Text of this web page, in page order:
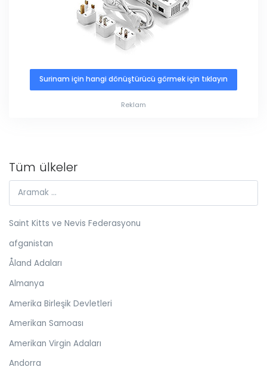
Surinam için hangi dönüştürücü görmek için tıklayın
Reklam
Tüm ülkeler
Saint Kitts ve Nevis Federasyonu
afganistan
Åland Adaları
Almanya
Amerika Birleşik Devletleri
Amerikan Samoası
Amerikan Virgin Adaları
Andorra